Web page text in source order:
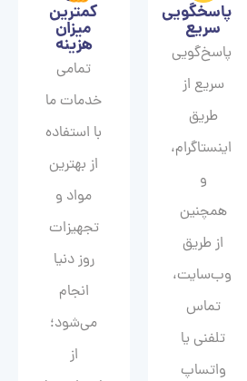
پاسخگویی
سریع
پاسخ‌گویی
سریع از
طریق
اینستاگرام،
و
همچنین
از طریق
وب‌سایت،
تماس
تلفنی یا
واتساپ
کمترین
میزان
هزینه
تمامی
خدمات ما
با استفاده
از بهترین
مواد و
تجهیزات
روز دنیا
انجام
می‌شود؛
از